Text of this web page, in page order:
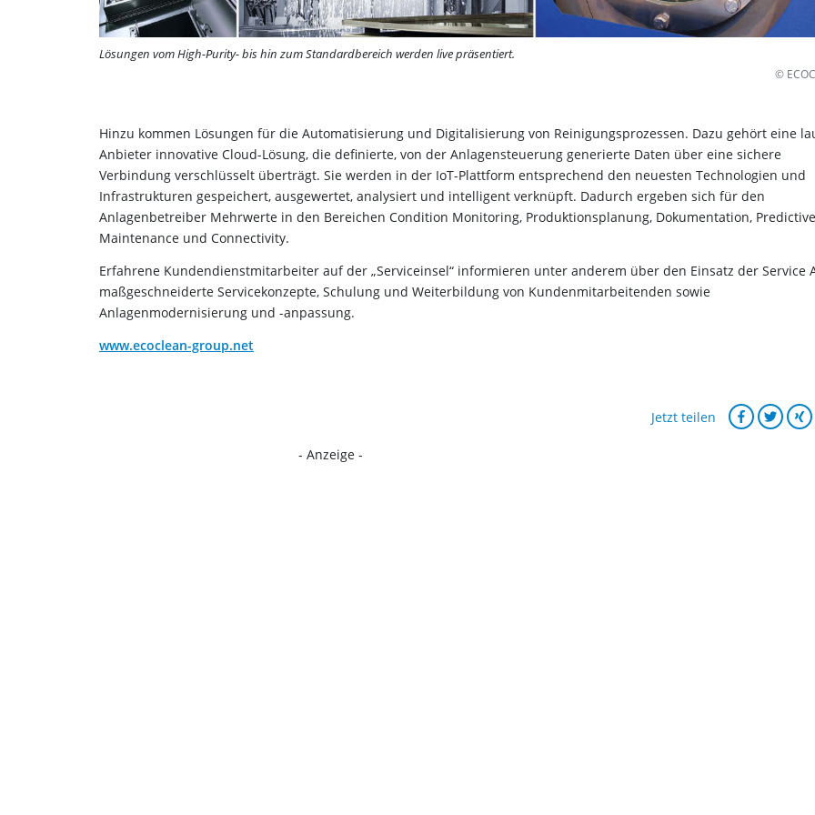
Lösungen vom High-Purity- bis hin zum Standardbereich werden live präsentiert.
©
Hinzu kommen Lösungen für die Automatisierung und Digitalisierung von Reinigungsprozessen. Dazu gehört eine
Anbieter innovative Cloud-Lösung, die definierte, von der Anlagensteuerung generierte Daten über eine sichere
Verbindung verschlüsselt überträgt. Sie werden in der IoT-Plattform entsprechend den neuesten Technologien und
Infrastrukturen gespeichert, ausgewertet, analysiert und intelligent verknüpft. Dadurch ergeben sich für den
Anlagenbetreiber Mehrwerte in den Bereichen Condition Monitoring, Produktionsplanung, Dokumentation, Predictive
Maintenance und Connectivity.
Erfahrene Kundendienstmitarbeiter auf der „Serviceinsel“ informieren unter anderem über den Einsatz der Service
maßgeschneiderte Servicekonzepte, Schulung und Weiterbildung von Kundenmitarbeitenden sowie
Anlagenmodernisierung und -anpassung.
www.ecoclean-group.net
Jetzt teilen
- Anzeige -